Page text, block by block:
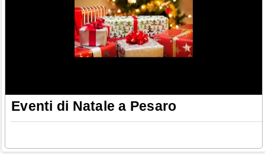
Eventi di Natale a Pesaro